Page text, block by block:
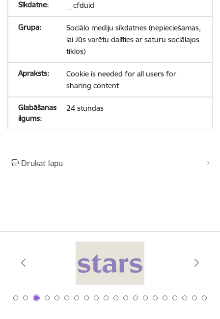
__cfduid
Sociālo mediju sīkdatnes (nepieciešamas,
lai Jūs varētu dalīties ar saturu sociālajos
tīklos)
Cookie is needed for all users for
sharing content
24 stundas
Drukāt lapu